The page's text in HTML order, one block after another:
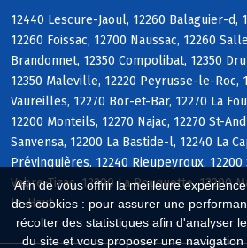
Afin de vous offrir la meilleure
des cookies : pour assurer une
récolter des statistiques afin d'analyser
du site et vous proposer une
12440 Lescure-Jaoul, 12260 Balaguier-d,
12260 Foissac, 12700 Naussac, 12260
Brandonnet, 12350 Compolibat, 12350
12350 Maleville, 12220 Peyrusse-le-Roc,
Vaureilles, 12270 Bor-et-Bar, 12270 La
12200 Monteils, 12270 Najac, 12270 St-
Sanvensa, 12200 La Bastide-l, 12240 La
Prévinquières, 12240 Rieupeyroux, 12200
Vabre-Tizac, 12200 La Rouquette, 12200
le-Haut